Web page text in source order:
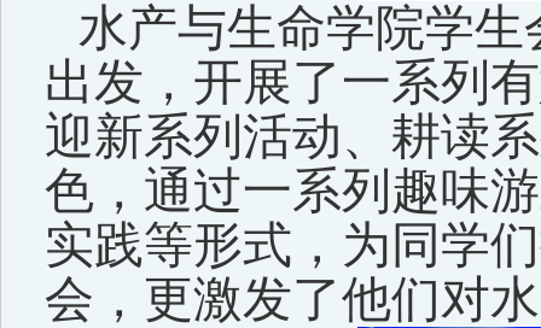
水产与生命学院学生
出发，开展了一系列
迎新系列活动、耕读
色，通过一系列趣味
实践等形式，为同学
会，更激发了他们对